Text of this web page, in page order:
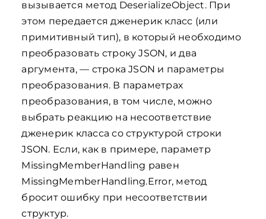
вызывается метод DeserializeObject. При
этом передается дженерик класс (или
примитивный тип), в который необходимо
преобразовать строку JSON, и два
аргумента, — строка JSON и параметры
преобразования. В параметрах
преобразования, в том числе, можно
выбрать реакцию на несоответствие
дженерик класса со структурой строки
JSON. Если, как в примере, параметр
MissingMemberHandling равен
MissingMemberHandling.Error, метод
бросит ошибку при несоответствии
структур.